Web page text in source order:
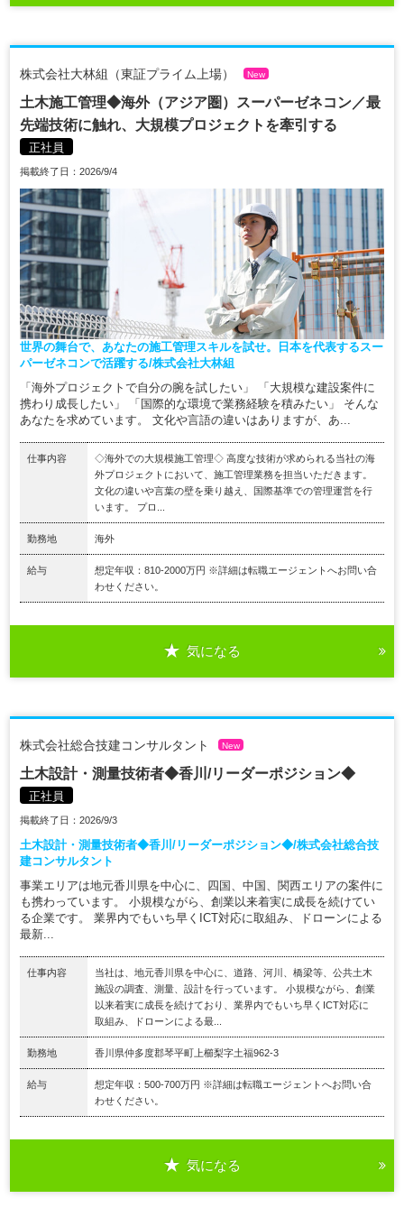
株式会社大林組（東証プライム上場） New
土木施工管理◆海外（アジア圏）スーパーゼネコン／最
先端技術に触れ、大規模プロジェクトを牽引する
正社員
掲載終了日：2026/9/4
世界の舞台で、あなたの施工管理スキルを試せ。日本を代表するスー
パーゼネコンで活躍する/株式会社大林組
「海外プロジェクトで自分の腕を試したい」 「大規模な建設案件に
携わり成長したい」 「国際的な環境で業務経験を積みたい」 そんな
あなたを求めています。 文化や言語の違いはありますが、あ...
仕事内容
◇海外での大規模施工管理◇ 高度な技術が求められる当社の海
外プロジェクトにおいて、施工管理業務を担当いただきます。
文化の違いや言葉の壁を乗り越え、国際基準での管理運営を行
います。 プロ...
勤務地 海外
給与
想定年収：810-2000万円 ※詳細は転職エージェントへお問い合
わせください。
気になる
株式会社総合技建コンサルタント New
土木設計・測量技術者◆香川/リーダーポジション◆
正社員
掲載終了日：2026/9/3
土木設計・測量技術者◆香川/リーダーポジション◆/株式会社総合技
建コンサルタント
事業エリアは地元香川県を中心に、四国、中国、関西エリアの案件に
も携わっています。 小規模ながら、創業以来着実に成長を続けてい
る企業です。 業界内でもいち早くICT対応に取組み、ドローンによる
最新...
仕事内容
当社は、地元香川県を中心に、道路、河川、橋梁等、公共土木
施設の調査、測量、設計を行っています。 小規模ながら、創業
以来着実に成長を続けており、業界内でもいち早くICT対応に
取組み、ドローンによる最...
勤務地 香川県仲多度郡琴平町上櫛梨字土福962-3
給与
想定年収：500-700万円 ※詳細は転職エージェントへお問い合
わせください。
気になる